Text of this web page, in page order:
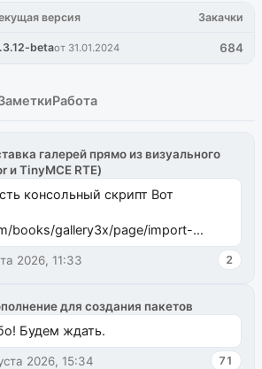
версия Закачки
betaот 31.01.2024 684
Работа
галерей прямо из визуального
и TinyMCE RTE)
консольный скрипт Вот
books/gallery3x/page/import-
2026, 11:33 2
для создания пакетов
Будем ждать.
2026, 15:34 71